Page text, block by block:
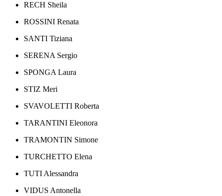
RECH Sheila
ROSSINI Renata
SANTI Tiziana
SERENA Sergio
SPONGA Laura
STIZ Meri
SVAVOLETTI Roberta
TARANTINI Eleonora
TRAMONTIN Simone
TURCHETTO Elena
TUTI Alessandra
VIDUS Antonella